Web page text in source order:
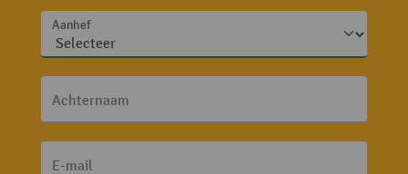
Aanhef
Achternaam
E-mail